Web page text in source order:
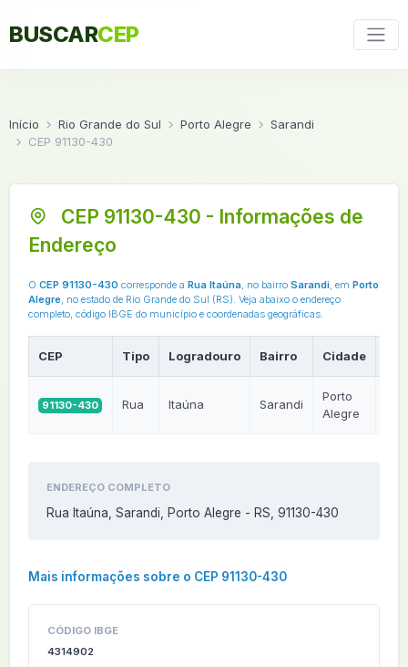
BUSCARCEP
Início Rio Grande do Sul Porto Alegre
Sarandi
CEP 91130-430
CEP 91130-430 - Informações de
Endereço
O CEP 91130-430 corresponde a Rua Itaúna, no bairro Sarandi, em Porto
Alegre, no estado de Rio Grande do Sul (RS). Veja abaixo o endereço
completo, código IBGE do município e coordenadas geográficas.
CEP Tipo Logradouro Bairro Cidade
91130-430 Rua Itaúna Sarandi
Porto
Alegre
ENDEREÇO COMPLETO
Rua Itaúna, Sarandi, Porto Alegre - RS, 91130-430
Mais informações sobre o CEP 91130-430
CÓDIGO IBGE
4314902